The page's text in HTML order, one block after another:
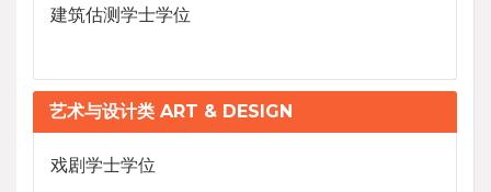
建筑估测学士学位
艺术与设计类 ART & DESIGN
戏剧学士学位